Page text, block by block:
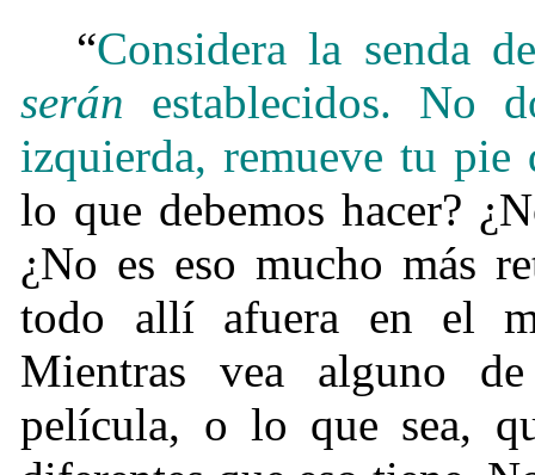
“Considera la senda
serán establecidos.
No
izquierda, remueve tu pie
lo que debemos hacer?
¿No es eso mucho más
todo allí afuera en el
Mientras vea alguno
película, o lo que sea,